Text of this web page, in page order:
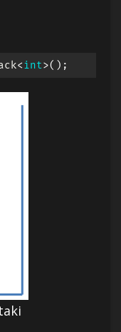
<int>( ) ;